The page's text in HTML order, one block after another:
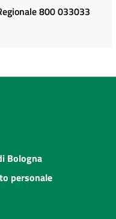
800 033033
Bologna
personale